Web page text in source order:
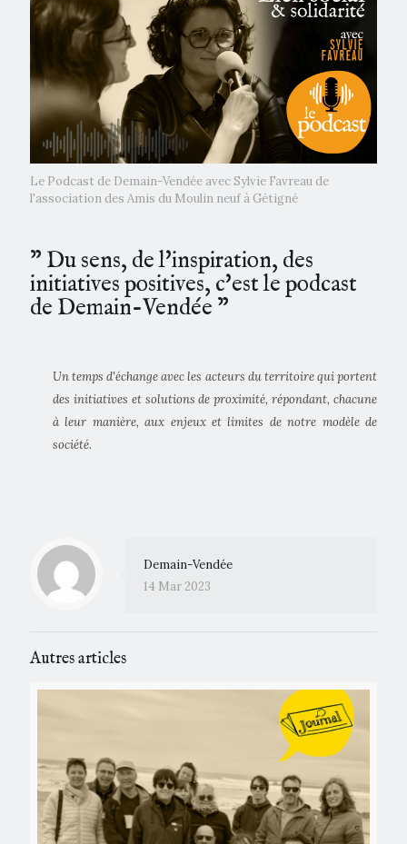
Le Podcast de Demain-Vendée avec Sylvie Favreau de
l'association des Amis du Moulin neuf à Gétigné
” Du sens, de l'inspiration, des
initiatives positives, c'est le podcast
de Demain-Vendée ”
Un temps d'échange avec les acteurs du territoire qui portent
des initiatives et solutions de proximité, répondant, chacune
à leur manière, aux enjeux et limites de notre modèle de
société.
Demain-Vendée
14 Mar 2023
Autres articles